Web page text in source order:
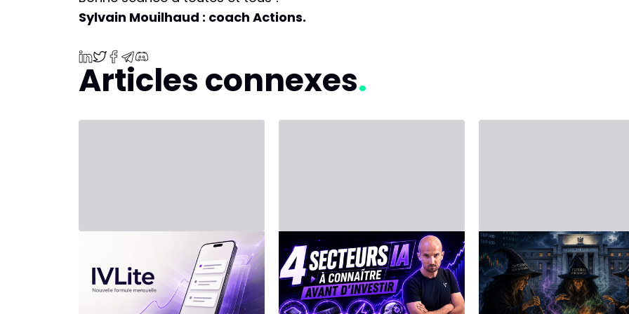
Sylvain Mouilhaud : coach Actions.
Articles connexes
Nouvelle formule :
IVLite
IVLite : l'essentiel d'IVT en
20 juillet 2026 - Third Party
INVESTIR dans
l'intelligence
artificielle (IA) : Les
14 juin 2026 - Third Party
Agenda
de la Semaine
au 19 Juin 2026 :